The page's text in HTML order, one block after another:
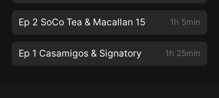
Ep 2 SoCo Tea & Macallan 15 1h 5min
Ep 1 Casamigos & Signatory 1h 25min